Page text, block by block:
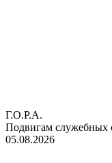
Г.О.Р.А.
Подвигам служебных
05.08.2026